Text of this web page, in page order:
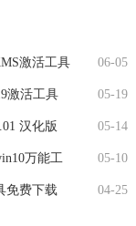
激活工具 06-05
激活工具 05-19
汉化版 05-14
万能工 05-10
免费下载 04-25